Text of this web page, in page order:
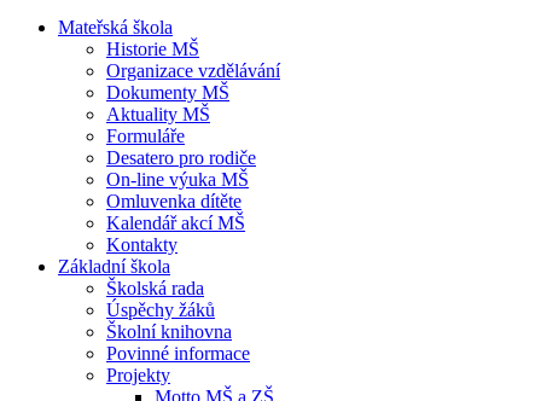
Mateřská škola
Historie MŠ
Organizace vzdělávání
Dokumenty MŠ
Aktuality MŠ
Formuláře
Desatero pro rodiče
On-line výuka MŠ
Omluvenka dítěte
Kalendář akcí MŠ
Kontakty
Základní škola
Školská rada
Úspěchy žáků
Školní knihovna
Povinné informace
Projekty
Motto MŠ a ZŠ